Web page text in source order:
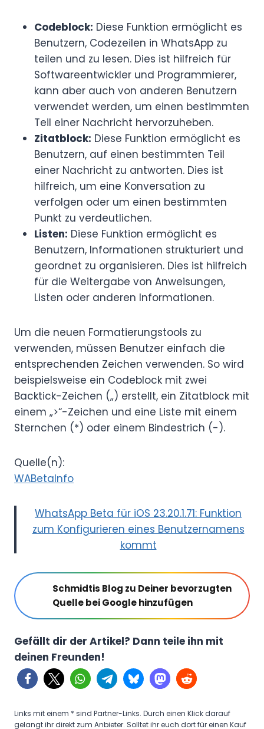
Codeblock: Diese Funktion ermöglicht es
Benutzern, Codezeilen in WhatsApp zu
teilen und zu lesen. Dies ist hilfreich für
Softwareentwickler und Programmierer,
kann aber auch von anderen Benutzern
verwendet werden, um einen bestimmten
Teil einer Nachricht hervorzuheben.
Zitatblock: Diese Funktion ermöglicht es
Benutzern, auf einen bestimmten Teil
einer Nachricht zu antworten. Dies ist
hilfreich, um eine Konversation zu
verfolgen oder um einen bestimmten
Punkt zu verdeutlichen.
Listen: Diese Funktion ermöglicht es
Benutzern, Informationen strukturiert und
geordnet zu organisieren. Dies ist hilfreich
für die Weitergabe von Anweisungen,
Listen oder anderen Informationen.
Um die neuen Formatierungstools zu
verwenden, müssen Benutzer einfach die
entsprechenden Zeichen verwenden. So wird
beispielsweise ein Codeblock mit zwei
Backtick-Zeichen („) erstellt, ein Zitatblock mit
einem „>“-Zeichen und eine Liste mit einem
Sternchen (*) oder einem Bindestrich (-).
Quelle(n):
WABetaInfo
WhatsApp Beta für iOS 23.20.1.71: Funktion
zum Konfigurieren eines Benutzernamens
kommt
Schmidtis Blog zu Deiner bevorzugten
Quelle bei Google hinzufügen
Gefällt dir der Artikel? Dann teile ihn mit
deinen Freunden!
Links mit einem * sind Partner-Links. Durch einen Klick darauf
gelangt ihr direkt zum Anbieter. Solltet ihr euch dort für einen Kauf